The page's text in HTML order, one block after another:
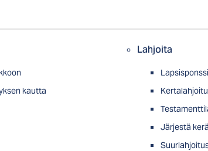
kautta
Lahjoita
Lapsisponssi
Järjestä